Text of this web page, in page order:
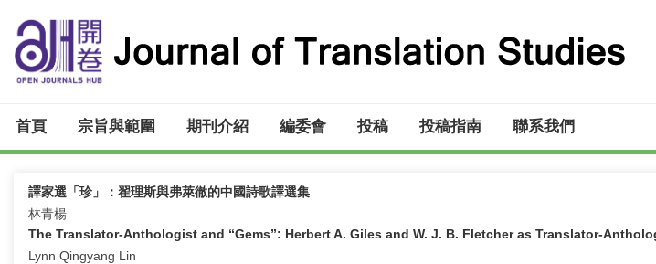
首頁 宗旨與範圍 期刊介紹 編委會 投稿 投稿指南 聯系我們
譯家選「珍」：翟理斯與弗萊徹的中國詩歌譯選集
林青楊
The Translator-Anthologist and “Gems”: Herbert A. Giles and W. J. B. Fletcher as Translator-
Lynn Qingyang Lin